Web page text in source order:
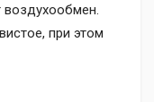
при этом